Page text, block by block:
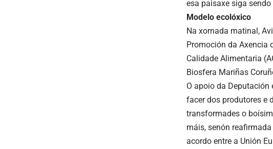
esa paisaxe siga
Modelo ecolóxico
Na xornada matinal,
Promoción da Axencia
Calidade Alimentaria
Biosfera Mariñas
O apoio da
facer dos produtores e
transformades o
máis, senón
acordo entre a Unión